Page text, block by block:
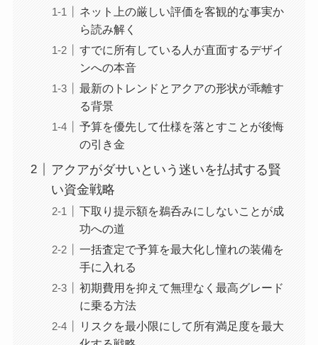
ネット上の厳しい評価を客観的な事実か
ら読み解く
すでに所有している人が直面するデザイ
ンへの本音
最新のトレンドとアクアの形状が乖離す
る背景
予算を優先して仕様を落とすことが後悔
の引き金
アクアがダサいという迷いを払拭する賢
い資金戦略
下取り提示額を鵜呑みにしないことが成
功への道
一括査定で予算を最大化し憧れの装備を
手に入れる
初期費用を抑えて無理なく最高グレード
に乗る方法
リスクを最小限にして所有満足度を最大